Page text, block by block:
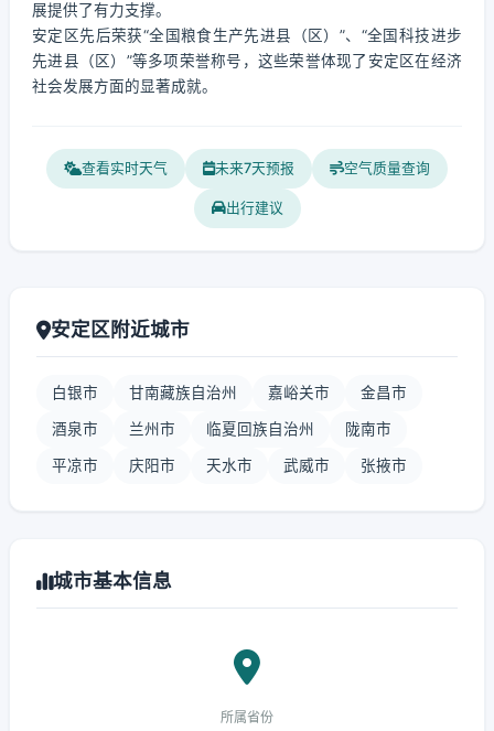
展提供了有力支撑。
安定区先后荣获“全国粮食生产先进县（区）”、“全国科技进步
先进县（区）”等多项荣誉称号，这些荣誉体现了安定区在经济
社会发展方面的显著成就。
查看实时天气 未来7天预报 空气质量查询
出行建议
安定区附近城市
白银市 甘南藏族自治州 嘉峪关市 金昌市
酒泉市 兰州市 临夏回族自治州 陇南市
平凉市 庆阳市 天水市 武威市 张掖市
城市基本信息
所属省份